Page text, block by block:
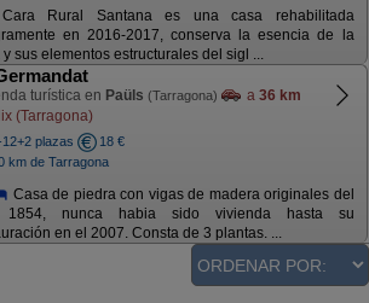
Rural Santana es una casa rehabilitada
en 2016-2017, conserva la esencia de la
y sus elementos estructurales del sigl ...
turística en Paüls (Tarragona) a 36 km
(Tarragona)
plazas
18 €
km de Tarragona
Casa de piedra con vigas de madera originales del
1854, nunca habia sido vivienda hasta su
en el 2007. Consta de 3 plantas. ...